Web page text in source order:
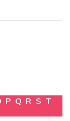
P Q R S T